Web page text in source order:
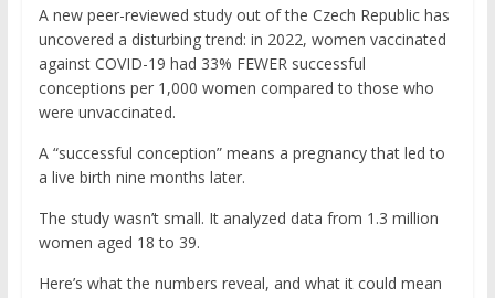
A new peer-reviewed study out of the Czech Republic has
uncovered a disturbing trend: in 2022, women vaccinated
against COVID-19 had 33% FEWER successful
conceptions per 1,000 women compared to those who
were unvaccinated.
A “successful conception” means a pregnancy that led to
a live birth nine months later.
The study wasn’t small. It analyzed data from 1.3 million
women aged 18 to 39.
Here’s what the numbers reveal, and what it could mean